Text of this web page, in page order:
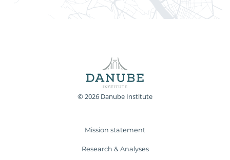
© 2026 Danube Institute
Mission statement
Research & Analyses